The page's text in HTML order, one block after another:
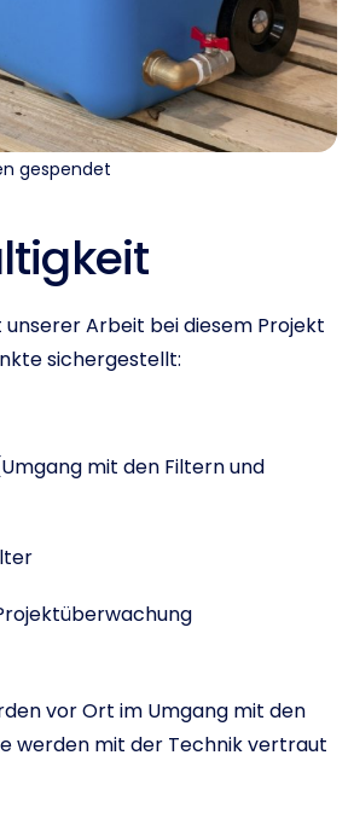
gespendet
Arbeit bei diesem Projekt
sichergestellt:
mit den Filtern und
vor Ort im Umgang mit den
werden mit der Technik vertraut